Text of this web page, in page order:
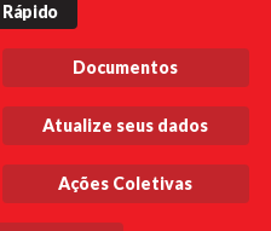
Documentos
Atualize seus dados
Ações Coletivas